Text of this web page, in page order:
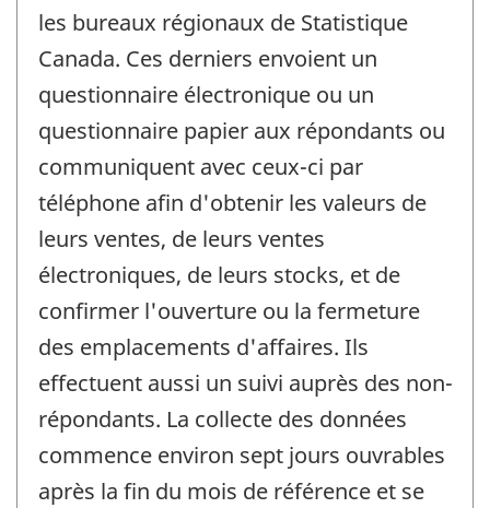
les bureaux régionaux de Statistique
Canada. Ces derniers envoient un
questionnaire électronique ou un
questionnaire papier aux répondants ou
communiquent avec ceux-ci par
téléphone afin d'obtenir les valeurs de
leurs ventes, de leurs ventes
électroniques, de leurs stocks, et de
confirmer l'ouverture ou la fermeture
des emplacements d'affaires. Ils
effectuent aussi un suivi auprès des non-
répondants. La collecte des données
commence environ sept jours ouvrables
après la fin du mois de référence et se